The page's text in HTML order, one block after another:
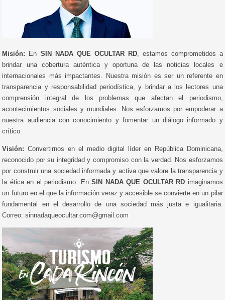
Misión: En SIN NADA QUE OCULTAR RD, estamos comprometidos a
brindar una cobertura auténtica y oportuna de las noticias locales e
internacionales más impactantes. Nuestra misión es ser un referente en
transparencia y responsabilidad periodística, y brindar a los lectores una
comprensión integral de los problemas que afectan el periodismo,
acontecimientos sociales y mundiales. Nos esforzamos por empoderar a
nuestra audiencia con conocimiento y fomentar un diálogo informado y
crítico.
Visión: Convertirnos en el medio digital líder en República Dominicana,
reconocido por su integridad y compromiso con la verdad. Nos esforzamos
por construir una sociedad informada y activa que valore la transparencia y
la ética en el periodismo. EnSIN NADA QUE OCULTAR RD imaginamos
un futuro en el que la información veraz y accesible se convierte en un pilar
fundamental en el desarrollo de una sociedad más justa e igualitaria.
Correo: sinnadaqueocultar.com@gmail.com